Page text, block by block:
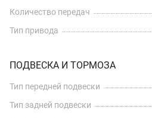
Количество передач
Тип привода
ПОДВЕСКА И ТОРМОЗА
Тип передней подвески
Тип задней подвески